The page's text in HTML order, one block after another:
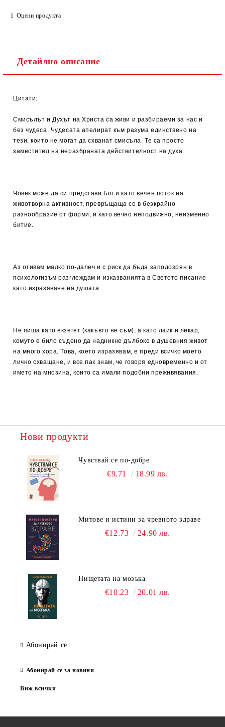
Оцени продукта
Детайлно описание
Цитати:
Смисълът и Духът на Христа са живи и разбираеми за нас и
без чудеса. Чудесата апелират към разума единствено на
тези, които не могат да схванат смисъла. Те са просто
заместител на неразбраната действителност на духа.
Човек може да си представи Бог и като вечен поток на
животворна активност, превръщаща се в безкрайно
разнообразие от форми, и като вечно неподвижно, неизменно
битие.
Аз отивам малко по-далеч и с риск да бъда заподозрян в
психологизъм разглеждам и изказванията в Светото писание
като изразяване на душата.
Не пиша като екзегет (какъвто не съм), а като лаик и лекар,
комуто е било съдено да надникне дълбоко в душевния живот
на много хора. Това, което изразявам, е преди всичко моето
лично схващане, и все пак знам, че говоря едновременно и от
името на мнозина, които са имали подобни преживявания.
Нови продукти
Чувствай се по-добре
€9.71 18.99 лв.
Митове и истини за чревното здраве
€12.73 24.90 лв.
Нищетата на мозъка
€10.23 20.01 лв.
Абонирай се
Абонирай се за новини
Виж всички